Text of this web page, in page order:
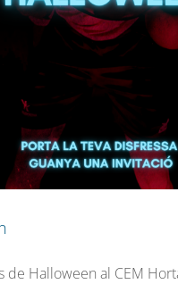
de Halloween al CEM